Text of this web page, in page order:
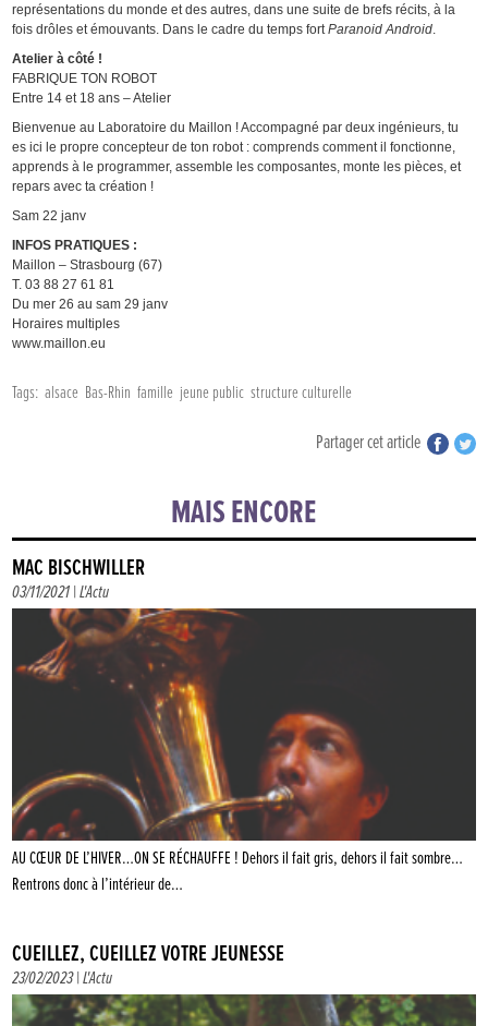
représentations du monde et des autres, dans une suite de brefs récits, à la
fois drôles et émouvants. Dans le cadre du temps fortParanoid Android.
Atelier à côté !
FABRIQUE TON ROBOT
Entre 14 et 18 ans – Atelier
Bienvenue au Laboratoire du Maillon ! Accompagné par deux ingénieurs, tu
es ici le propre concepteur de ton robot : comprends comment il fonctionne,
apprends à le programmer, assemble les composantes, monte les pièces, et
repars avec ta création !
Sam 22 janv
INFOS PRATIQUES :
Maillon – Strasbourg (67)
T. 03 88 27 61 81
Du mer 26 au sam 29 janv
Horaires multiples
www.maillon.eu
Tags: alsace Bas-Rhin famille jeune public structure culturelle
Partager cet article
MAIS ENCORE
MAC BISCHWILLER
03/11/2021 |L'Actu
AU CŒUR DE L’HIVER…ON SE RÉCHAUFFE ! Dehors il fait gris, dehors il fait sombre…
Rentrons donc à l’intérieur de…
CUEILLEZ, CUEILLEZ VOTRE JEUNESSE
23/02/2023 |L'Actu